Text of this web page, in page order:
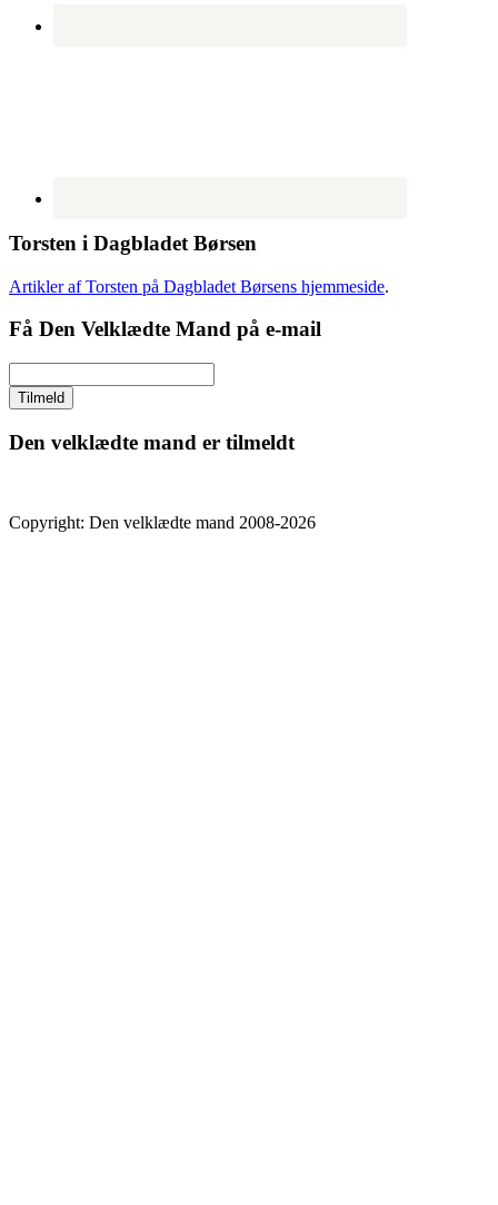
Torsten i Dagbladet Børsen
Artikler af Torsten på Dagbladet Børsens hjemmeside.
Få Den Velklædte Mand på e-mail
Den velklædte mand er tilmeldt
Copyright: Den velklædte mand 2008-2026